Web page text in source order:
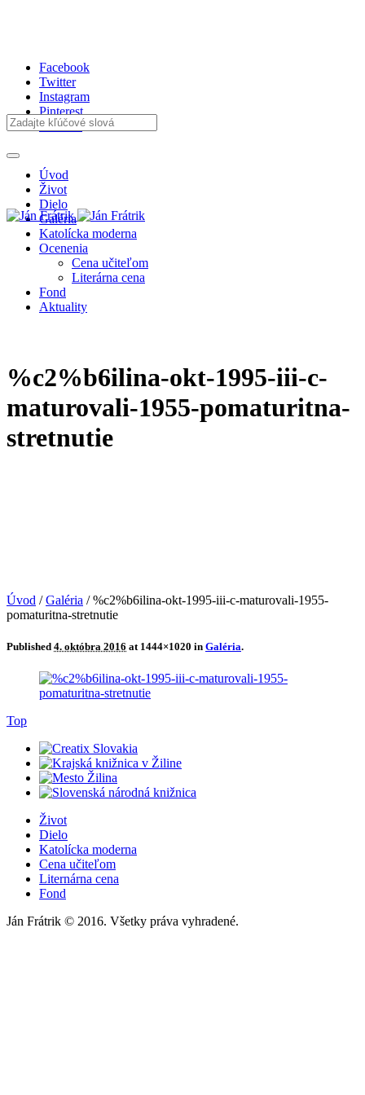
Facebook
Twitter
Instagram
Pinterest
Youtube
Úvod
Život
Dielo
Galéria
Katolícka moderna
Ocenenia
Cena učiteľom
Literárna cena
Fond
Aktuality
%c2%b6ilina-okt-1995-iii-c-
maturovali-1955-pomaturitna-
stretnutie
Úvod /Galéria /%c2%b6ilina-okt-1995-iii-c-maturovali-1955-
pomaturitna-stretnutie
Published 4. októbra 2016 at 1444×1020 in Galéria.
Top
Život
Dielo
Katolícka moderna
Cena učiteľom
Liternárna cena
Fond
Ján Frátrik © 2016. Všetky práva vyhradené.